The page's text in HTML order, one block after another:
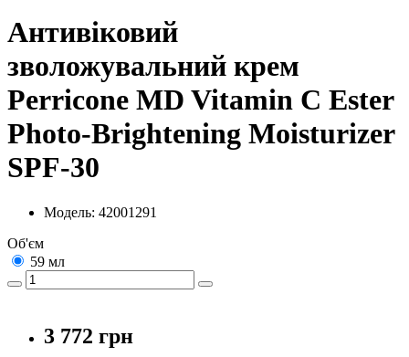
Антивіковий
зволожувальний крем
Perricone MD Vitamin C Ester
Photo-Brightening Moisturizer
SPF-30
Модель: 42001291
Об'єм
59 мл
3 772 грн